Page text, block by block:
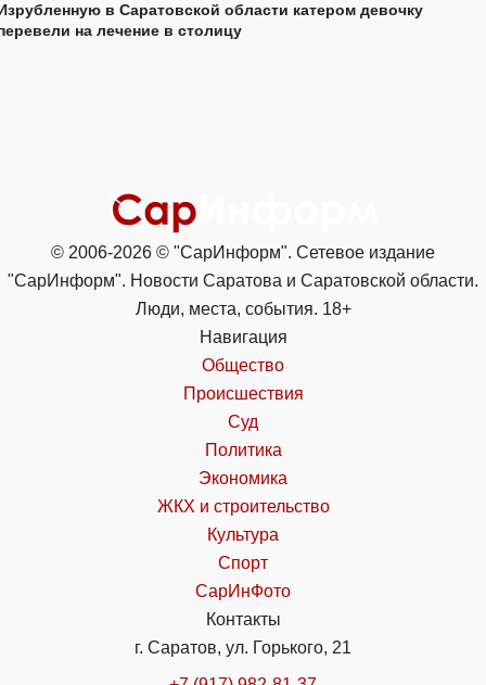
в Саратовской области катером девочку
на лечение в столицу
© 2006-2026 © "СарИнформ". Сетевое издание
"СарИнформ". Новости Саратова и Саратовской области.
Люди, места, события. 18+
Навигация
Общество
Происшествия
Суд
Политика
Экономика
ЖКХ и строительство
Культура
Спорт
СарИнФото
Контакты
г. Саратов, ул. Горького, 21